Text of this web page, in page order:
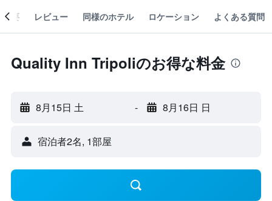
概要 レビュー 同様のホテル ロケーション よくある質問
Quality Inn Tripoliのお得な料金
8月15日 土 - 8月16日 日
宿泊者2名, 1​部屋